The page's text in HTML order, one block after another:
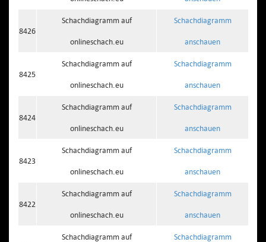
8426
Schachdiagramm auf
onlineschach.eu
Schachdiagramm
anschauen
8425
Schachdiagramm auf
onlineschach.eu
Schachdiagramm
anschauen
8424
Schachdiagramm auf
onlineschach.eu
Schachdiagramm
anschauen
8423
Schachdiagramm auf
onlineschach.eu
Schachdiagramm
anschauen
8422
Schachdiagramm auf
onlineschach.eu
Schachdiagramm
anschauen
Schachdiagramm auf Schachdiagramm